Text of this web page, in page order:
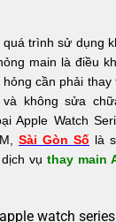
trình sử dụng
main là điều
cần phải
không sửa
Apple Watch
Sài Gòn Số là
vụ thay main